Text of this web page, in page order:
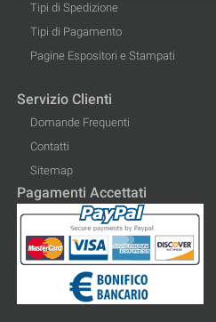
Tipi di Spedizione
Tipi di Pagamento
Pagine Espositori e Stampati
Servizio Clienti
Domande Frequenti
Contatti
Sitemap
Pagamenti Accettati